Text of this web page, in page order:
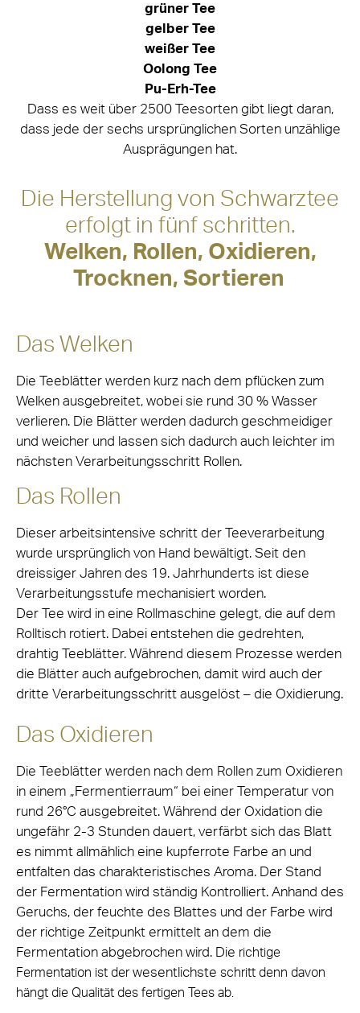
grüner Tee
gelber Tee
weißer Tee
Oolong Tee
Pu-Erh-Tee
Dass es weit über 2500 Teesorten gibt liegt daran,
dass jede der sechs ursprünglichen Sorten unzählige
Ausprägungen hat.
Die Herstellung von Schwarztee
erfolgt in fünf schritten.
Welken, Rollen, Oxidieren,
Trocknen, Sortieren
Das Welken
Die Teeblätter werden kurz nach dem pflücken zum
Welken ausgebreitet, wobei sie rund 30 % Wasser
verlieren. Die Blätter werden dadurch geschmeidiger
und weicher und lassen sich dadurch auch leichter im
nächsten Verarbeitungsschritt Rollen.
Das Rollen
Dieser arbeitsintensive schritt der Teeverarbeitung
wurde ursprünglich von Hand bewältigt. Seit den
dreissiger Jahren des 19. Jahrhunderts ist diese
Verarbeitungsstufe mechanisiert worden.
Der Tee wird in eine Rollmaschine gelegt, die auf dem
Rolltisch rotiert. Dabei entstehen die gedrehten,
drahtig Teeblätter. Während diesem Prozesse werden
die Blätter auch aufgebrochen, damit wird auch der
dritte Verarbeitungsschritt ausgelöst – die Oxidierung.
Das Oxidieren
Die Teeblätter werden nach dem Rollen zum Oxidieren
in einem „Fermentierraum“ bei einer Temperatur von
rund 26°C ausgebreitet. Während der Oxidation die
ungefähr 2-3 Stunden dauert, verfärbt sich das Blatt
es nimmt allmählich eine kupferrote Farbe an und
entfalten das charakteristisches Aroma. Der Stand
der Fermentation wird ständig Kontrolliert. Anhand des
Geruchs, der feuchte des Blattes und der Farbe wird
der richtige Zeitpunkt ermittelt an dem die
Fermentation abgebrochen wird. Die richtige
Fermentation ist derwesentlichste schritt denn davon
hängt die Qualität des fertigen Tees ab.